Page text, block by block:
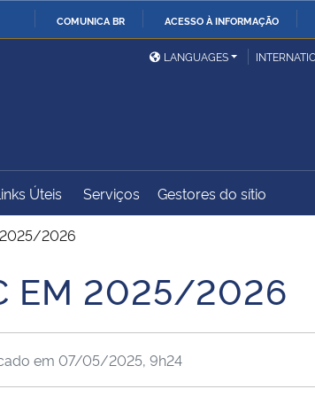
COMUNICA BR ACESSO À INFORMAÇÃO
Defesa
Ministério das Relações
Exteriores
Regional
Controladoria-Geral da
Geral da União Banco Central do Brasil
LANGUAGES
Úteis Serviços Gestores do sítio
2025/2026
EM 2025/2026
em 07/05/2025, 9h24